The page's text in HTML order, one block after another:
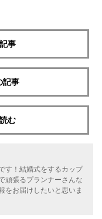
事
記事
む
す！結婚式をするカップ
頑張るプランナーさんな
をお届けしたいと思いま